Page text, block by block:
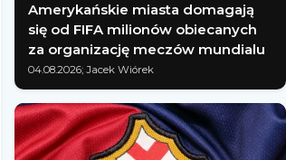
Amerykańskie miasta domagają
się od FIFA milionów obiecanych
za organizację meczów mundialu
04.08.2026; Jacek Wiórek